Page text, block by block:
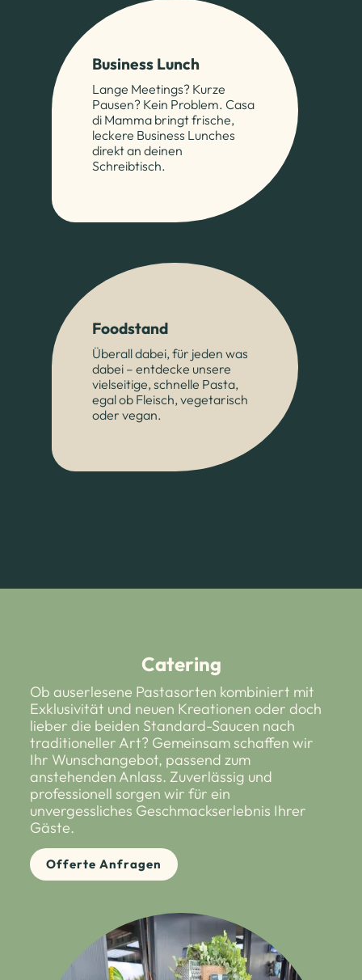
Business Lunch
Lange Meetings? Kurze
Pausen? Kein Problem. Casa
di Mamma bringt frische,
leckere Business Lunches
direkt an deinen
Schreibtisch.
Foodstand
Überall dabei, für jeden was
dabei – entdecke unsere
vielseitige, schnelle Pasta,
egal ob Fleisch, vegetarisch
oder vegan.
Catering
Ob auserlesene Pastasorten kombiniert mit
Exklusivität und neuen Kreationen oder doch
lieber die beiden Standard-Saucen nach
traditioneller Art? Gemeinsam schaffen wir
Ihr Wunschangebot, passend zum
anstehenden Anlass. Zuverlässig und
professionell sorgen wir für ein
unvergessliches Geschmackserlebnis Ihrer
Gäste.
Offerte Anfragen